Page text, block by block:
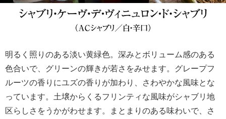
明るく照りのある淡い黄緑色。深みとボリューム感のある
色合いで、グリーンの輝きが若さをみせます。グレープフ
ルーツの香りにユズの香りが加わり、さわやかな風味とな
っています。土壌からくるフリンティな風味がシャブリ地
区らしさをうかがわせます。まとまりのある味わいで、さ